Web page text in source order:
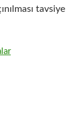
tavsiye